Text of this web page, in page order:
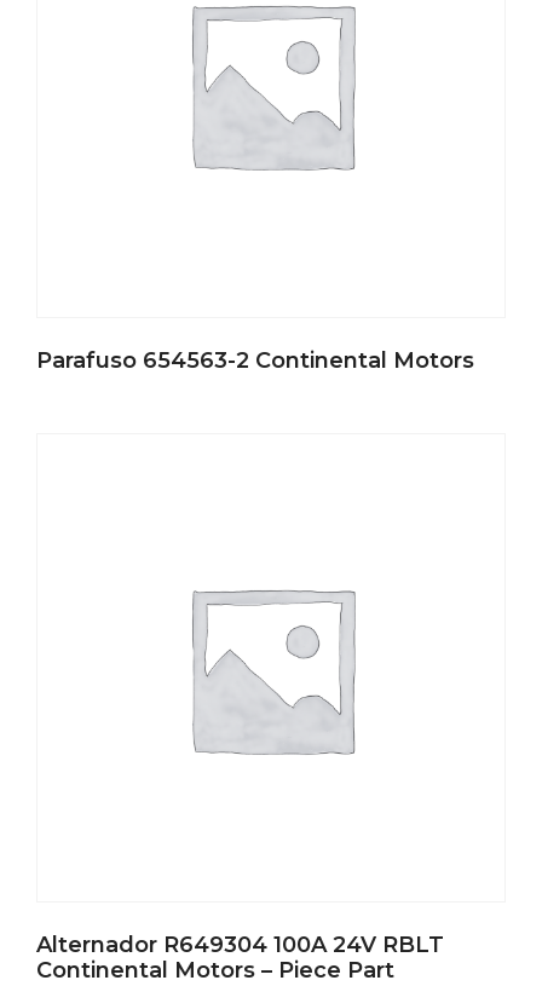
Parafuso 654563-2 Continental Motors
Alternador R649304 100A 24V RBLT
Continental Motors – Piece Part